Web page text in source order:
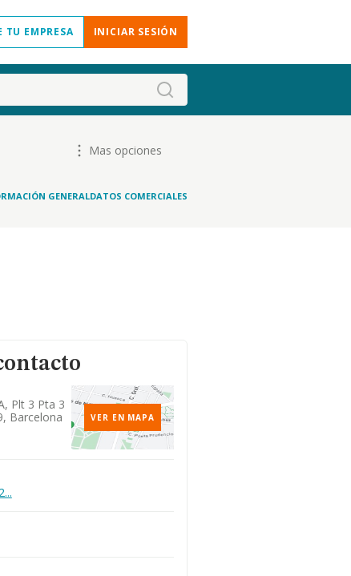
TU EMPRESA INICIAR SESIÓN
Mas opciones
GENERALDATOS COMERCIALES
Plt 3 Pta 3
Barcelona
VER EN MAPA